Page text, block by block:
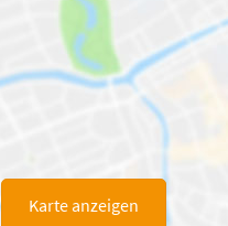
Karte anzeigen